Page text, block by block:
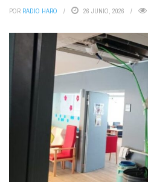
POR RADIO HARO 26 JUNIO, 2026